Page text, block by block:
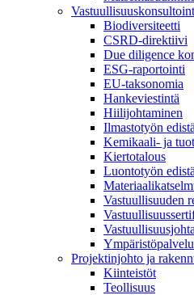
Biodiversiteetti
CSRD-direktiivi
Due diligence
ESG-raportointi
EU-taksonomia
Hankeviestintä
Hiilijohtaminen
Ilmastotyön
Kemikaali- ja
Kiertotalous
Luontotyön
Vastuullisuuden
Projektinjohto ja
Kiinteistöt
Teollisuus